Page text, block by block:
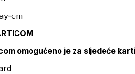
om
omogućeno je za sljedeće